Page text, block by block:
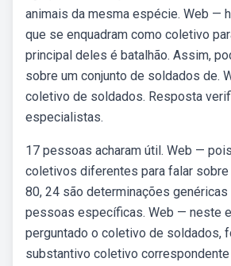
animais da mesma espécie. Web —
que se enquadram como coletivo
principal deles é batalhão. Assim,
sobre um conjunto de soldados de.
coletivo de soldados. Resposta
especialistas.
17 pessoas acharam útil. Web —
coletivos diferentes para falar
80, 24 são determinações genéricas
pessoas específicas. Web — neste
perguntado o coletivo de soldados,
substantivo coletivo correspondente